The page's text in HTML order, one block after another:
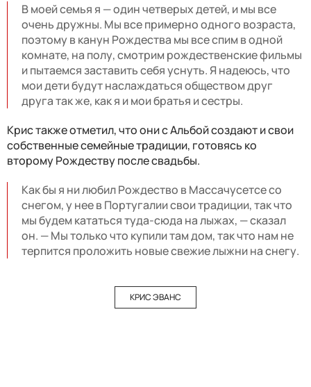
В моей семья я — один четверых детей, и мы все
очень дружны. Мы все примерно одного возраста,
поэтому в канун Рождества мы все спим в одной
комнате, на полу, смотрим рождественские фильмы
и пытаемся заставить себя уснуть. Я надеюсь, что
мои дети будут наслаждаться обществом друг
друга так же, как я и мои братья и сестры.
Крис также отметил, что они с Альбой создают и свои
собственные семейные традиции, готовясь ко
второму Рождеству после свадьбы.
Как бы я ни любил Рождество в Массачусетсе со
снегом, у нее в Португалии свои традиции, так что
мы будем кататься туда-сюда на лыжах, — сказал
он. — Мы только что купили там дом, так что нам не
терпится проложить новые свежие лыжни на снегу.
КРИС ЭВАНС